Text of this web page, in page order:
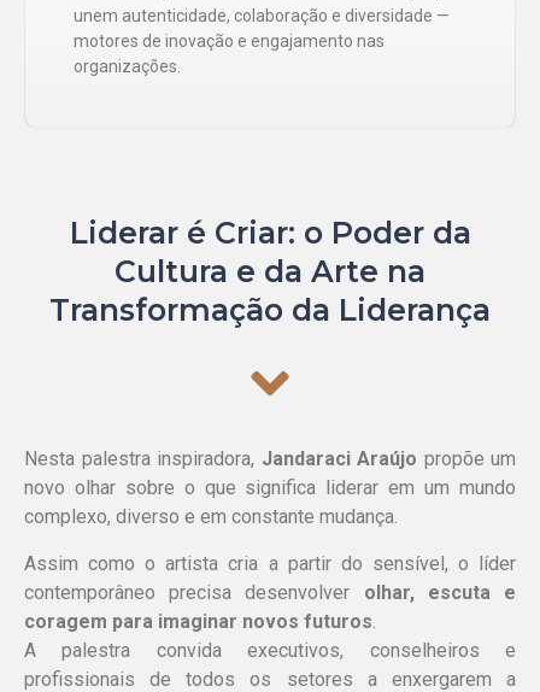
unem autenticidade, colaboração e diversidade —
motores de inovação e engajamento nas
organizações.
Liderar é Criar: o Poder da
Cultura e da Arte na
Transformação da Liderança
Nesta palestra inspiradora, Jandaraci Araújo propõe um
novo olhar sobre o que significa liderar em um mundo
complexo, diverso e em constante mudança.
Assim como o artista cria a partir do sensível, o líder
contemporâneo precisa desenvolver olhar, escuta e
coragem para imaginar novos futuros
A palestra convida executivos, conselheiros e
profissionais de todos os setores a enxergarem a